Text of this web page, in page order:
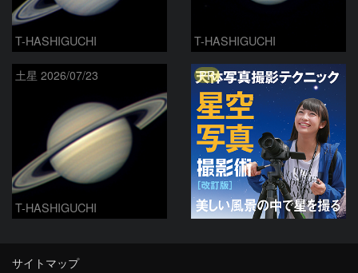
T-HASHIGUCHI T-HASHIGUCHI
土星 2026/07/23
T-HASHIGUCHI
PR
サイトマップ